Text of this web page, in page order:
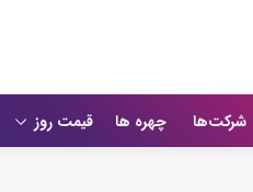
شرکت‌ها چهره ها قیمت روز